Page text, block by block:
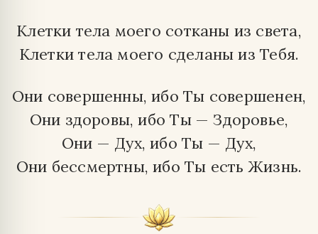
Клетки тела моего сотканы из света,
Клетки тела моего сделаны из Тебя.
Они совершенны, ибо Ты совершенен,
Они здоровы, ибо Ты — Здоровье,
Они — Дух, ибо Ты — Дух,
Они бессмертны, ибо Ты есть Жизнь.